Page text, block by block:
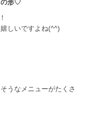
の形♡
しいですよね(^^)
うなメニューがたくさ